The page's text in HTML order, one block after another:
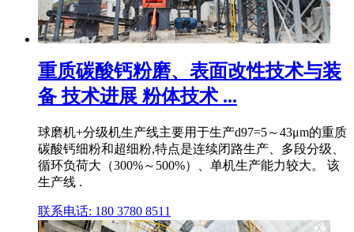
重质碳酸钙粉磨、表面改性技术与装
备 技术进展 粉体技术 ...
球磨机+分级机生产线主要用于生产d97=5～43μm的重质
碳酸钙细粉和超细粉,特点是连续闭路生产、多段分级、
循环负荷大（300%～500%）、单机生产能力较大。 该
生产线 .
联系电话: 180 3780 8511